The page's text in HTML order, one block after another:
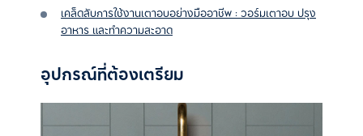
เคล็ดลับการใช้งานเตาอบอย่างมืออาชีพ : วอร์มเตาอบ ปรุง
อาหาร และทำความสะอาด
อุปกรณ์ที่ต้องเตรียม